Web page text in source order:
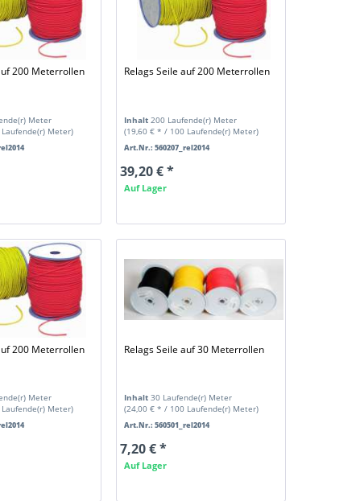
200 Meterrollen
Meter
Meter)
Relags Seile auf 200 Meterrollen
Inhalt 200 Laufende(r) Meter
(19,60 € * / 100 Laufende(r) Meter)
Art.Nr.: 560207_rel2014
39,20 € *
Auf Lager
200 Meterrollen
Meter
Meter)
Relags Seile auf 30 Meterrollen
Inhalt 30 Laufende(r) Meter
(24,00 € * / 100 Laufende(r) Meter)
Art.Nr.: 560501_rel2014
7,20 € *
Auf Lager